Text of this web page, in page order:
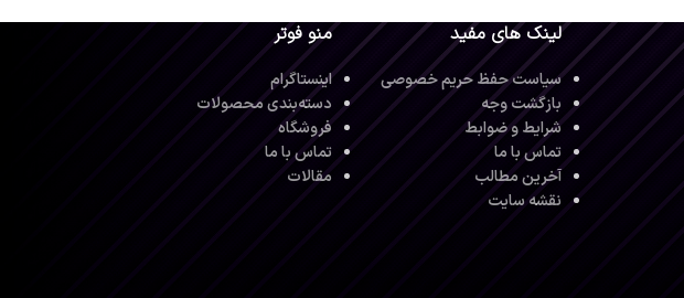
لینک های مفید
سیاست حفظ حریم خصوصی
بازگشت وجه
شرایط و ضوابط
تماس با ما
آخرین مطالب
نقشه سایت
منو فوتر
اینستاگرام
دسته‌بندی محصولات
فروشگاه
تماس با ما
مقالات